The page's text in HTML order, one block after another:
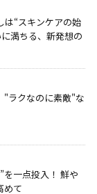
は“スキンケアの始
満ちる、新発想の
"ラクなのに素敵"な
を一点投入！ 鮮や
めて